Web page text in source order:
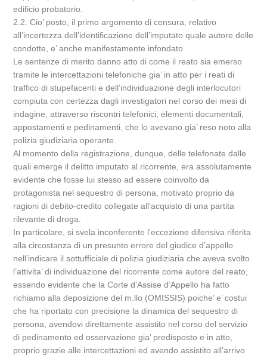
edificio probatorio.
2.2. Cio’ posto, il primo argomento di censura, relativo
all’incertezza dell’identificazione dell’imputato quale autore delle
condotte, e’ anche manifestamente infondato.
Le sentenze di merito danno atto di come il reato sia emerso
tramite le intercettazioni telefoniche gia’ in atto per i reati di
traffico di stupefacenti e dell’individuazione degli interlocutori
compiuta con certezza dagli investigatori nel corso dei mesi di
indagine, attraverso riscontri telefonici, elementi documentali,
appostamenti e pedinamenti, che lo avevano gia’ reso noto alla
polizia giudiziaria operante.
Al momento della registrazione, dunque, delle telefonate dalle
quali emerge il delitto imputato al ricorrente, era assolutamente
evidente che fosse lui stesso ad essere coinvolto da
protagonista nel sequestro di persona, motivato proprio da
ragioni di debito-credito collegate all’acquisto di una partita
rilevante di droga.
In particolare, si svela inconferente l’eccezione difensiva riferita
alla circostanza di un presunto errore del giudice d’appello
nell’indicare il sottufficiale di polizia giudiziaria che aveva svolto
l’attivita’ di individuazione del ricorrente come autore del reato,
essendo evidente che la Corte d’Assise d’Appello ha fatto
richiamo alla deposizione del m.llo (OMISSIS) poiche’ e’ costui
che ha riportato con precisione la dinamica del sequestro di
persona, avendovi direttamente assistito nel corso del servizio
di pedinamento ed osservazione gia’ predisposto e in atto,
proprio grazie alle intercettazioni ed avendo assistito all’arrivo